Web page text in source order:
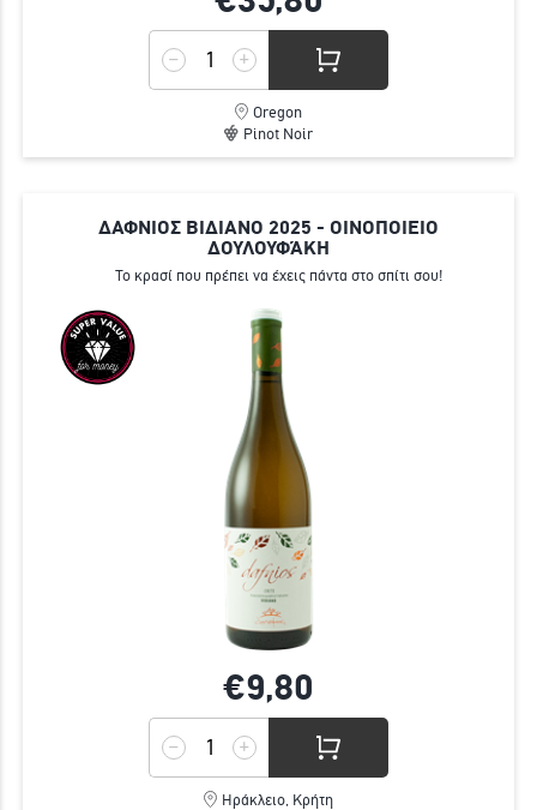
Oregon
Pinot Noir
ΔΑΦΝΙΟΣ ΒΙΔΙΑΝΟ 2025 - ΟΙΝΟΠΟΙΕΙΟ
ΔΟΥΛΟΥΦΆΚΗ
Το κρασί που πρέπει να έχεις πάντα στο σπίτι σου!
€9,80
Ηράκλειο, Κρήτη